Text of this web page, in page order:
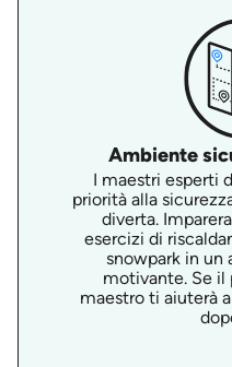
Ambiente
I maestri esperti
priorità alla
diverta.
esercizi di
snowpark in un
motivante. Se il
maestro ti aiuterà